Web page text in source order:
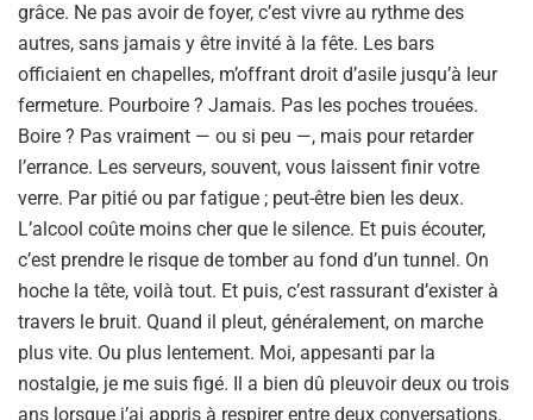
grâce. Ne pas avoir de foyer, c’est vivre au rythme des
autres, sans jamais y être invité à la fête. Les bars
officiaient en chapelles, m’offrant droit d’asile jusqu’à leur
fermeture. Pourboire ? Jamais. Pas les poches trouées.
Boire ? Pas vraiment — ou si peu —, mais pour retarder
l’errance. Les serveurs, souvent, vous laissent finir votre
verre. Par pitié ou par fatigue ; peut-être bien les deux.
L’alcool coûte moins cher que le silence. Et puis écouter,
c’est prendre le risque de tomber au fond d’un tunnel. On
hoche la tête, voilà tout. Et puis, c’est rassurant d’exister à
travers le bruit. Quand il pleut, généralement, on marche
plus vite. Ou plus lentement. Moi, appesanti par la
nostalgie, je me suis figé. Il a bien dû pleuvoir deux ou trois
ans lorsque j’ai appris à respirer entre deux conversations.